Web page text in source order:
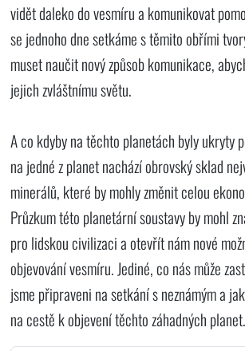
vidět daleko do vesmíru a komunikovat
se jednoho dne setkáme s těmito obřími
muset naučit nový způsob komunikace,
jejich zvláštnímu světu.
A co kdyby na těchto planetách byly ukryty
na jedné z planet nachází obrovský sklad
minerálů, které by mohly změnit celou
Průzkum této planetární soustavy by mohl
pro lidskou civilizaci a otevřít nám nové
objevování vesmíru. Jediné, co nás může
jsme připraveni na setkání s neznámým a
na cestě k objevení těchto záhadných planet.